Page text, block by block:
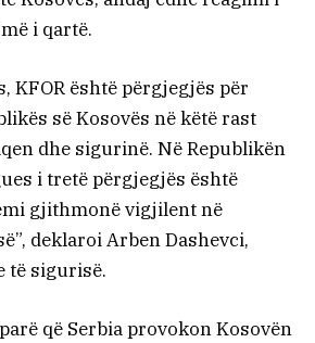
i qartë.
KFOR është përgjegjës për
së Kosovës në këtë rast
dhe sigurinë. Në Republikën
i tretë përgjegjës është
gjithmonë vigjilent në
deklaroi Arben Dashevci,
të sigurisë.
që Serbia provokon Kosovën